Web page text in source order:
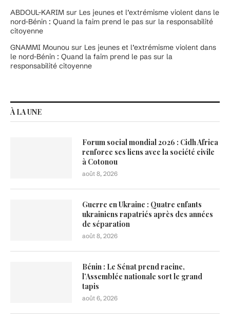
ABDOUL-KARIM sur Les jeunes et l’extrémisme violent dans le
nord-Bénin : Quand la faim prend le pas sur la responsabilité
citoyenne
GNAMMI Mounou sur Les jeunes et l’extrémisme violent dans
le nord-Bénin : Quand la faim prend le pas sur la
responsabilité citoyenne
À LA UNE
Forum social mondial 2026 : Cidh Africa
renforce ses liens avec la société civile
à Cotonou
août 8, 2026
Guerre en Ukraine : Quatre enfants
ukrainiens rapatriés après des années
de séparation
août 8, 2026
Bénin : Le Sénat prend racine,
l’Assemblée nationale sort le grand
tapis
août 6, 2026